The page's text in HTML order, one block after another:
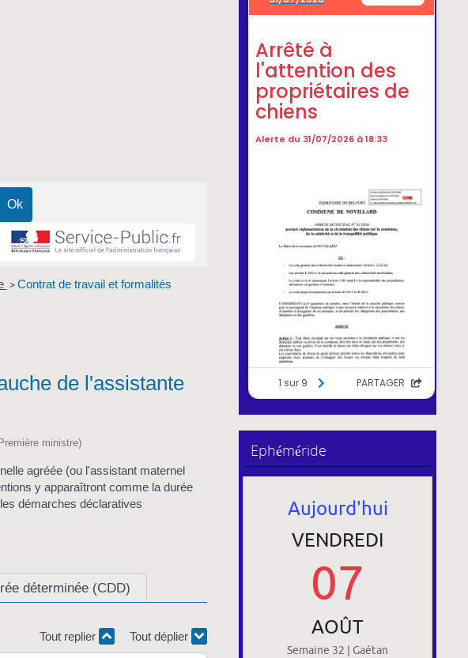
> Contrat de travail et formalités
de l'assistante
ministre)
agréée (ou l'assistant maternel
y apparaîtront comme la durée
démarches déclaratives
déterminée (CDD)
Tout replier Tout déplier
Ephéméride
Aujourd'hui
VENDREDI
07
AOÛT
Semaine 32 | Gaétan